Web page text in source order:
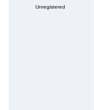
Unregistered